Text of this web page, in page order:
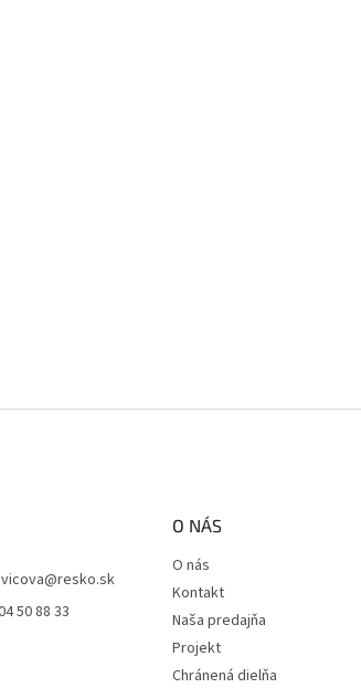
@resko.sk
50 88 33
O NÁS
O nás
Kontakt
Naša predajňa
Projekt
Chránená dielňa